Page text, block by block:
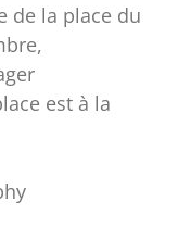
de la place du
est à la